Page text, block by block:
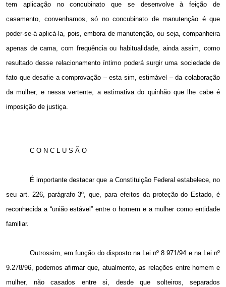
tem aplicação no concubinato que se desenvolve à feição de
casamento, convenhamos, só no concubinato de manutenção é que
poder-se-á aplicá-la, pois, embora de manutenção, ou seja, companheira
apenas de cama, com freqüência ou habitualidade, ainda assim, como
resultado desse relacionamento íntimo poderá surgir uma sociedade de
fato que desafie a comprovação – esta sim, estimável – da colaboração
da mulher, e nessa vertente, a estimativa do quinhão que lhe cabe é
imposição de justiça.
C O N C L U S Ã O
É importante destacar que a Constituição Federal estabelece, no
seu art. 226, parágrafo 3º, que, para efeitos da proteção do Estado, é
reconhecida a “união estável” entre o homem e a mulher como entidade
familiar.
Outrossim, em função do disposto na Lei nº 8.971/94 e na Lei nº
9.278/96, podemos afirmar que, atualmente, as relações entre homem e
mulher, não casados entre si, desde que solteiros, separados